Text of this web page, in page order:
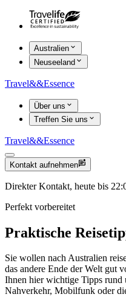
Australien
Neuseeland
Travel&&Essence
Über uns
Treffen Sie uns
Travel&&Essence
Kontakt aufnehmen
Direkter Kontakt, heute bis
Perfekt vorbereitet
Praktische
Sie wollen nach Australien
das andere Ende der Welt gut
Ihnen hier wichtige Tipps rund
Nahverkehr, Mobilfunk oder